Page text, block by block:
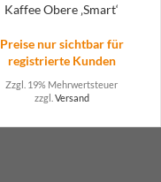
Kaffee Obere ‚Smart‘
Preise nur sichtbar für
registrierte Kunden
Zzgl. 19% Mehrwertsteuer
zzgl. Versand